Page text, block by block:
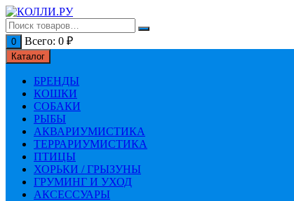
Перейти
к
содержимому
0 Всего: 0 ₽
Каталог
БРЕНДЫ
КОШКИ
СОБАКИ
РЫБЫ
АКВАРИУМИСТИКА
ТЕРРАРИУМИСТИКА
ПТИЦЫ
ХОРЬКИ / ГРЫЗУНЫ
ГРУМИНГ И УХОД
АКСЕССУАРЫ